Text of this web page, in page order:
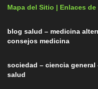
Mapa del Sitio | Enlaces
blog salud – medicina
consejos medicina
sociedad – ciencia
salud